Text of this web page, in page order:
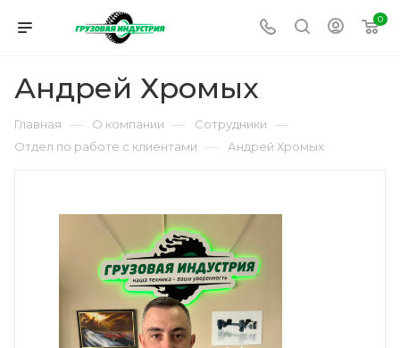
0
Андрей Хромых
Главная — О компании — Сотрудники —
Отдел по работе с клиентами — Андрей Хромых